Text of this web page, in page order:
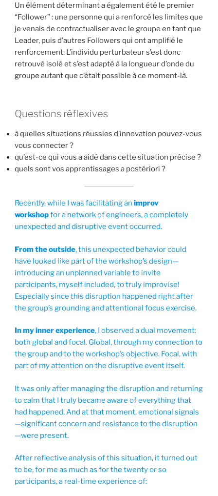
Un élément déterminant a également été le premier
“Follower” : une personne qui a renforcé les limites que
je venais de contractualiser avec le groupe en tant que
Leader, puis d’autres Followers qui ont amplifié le
renforcement. L’individu perturbateur s’est donc
retrouvé isolé et s’est adapté à la longueur d’onde du
groupe autant que c’était possible à ce moment-là.
Questions réflexives
à quelles situations réussies d’innovation pouvez-vous
vous connecter ?
qu’est-ce qui vous a aidé dans cette situation précise ?
quels sont vos apprentissages a postériori ?
Recently, while I was facilitating an improv
workshopfor a network of engineers, a completely
unexpected and disruptive event occurred.
From the outside, this unexpected behavior could
have looked like part of the workshop’s design—
introducing an unplanned variable to invite
participants, myself included, to truly improvise!
Especially since this disruption happened right after
the group’s grounding and attentional focus exercise.
In my inner experience, I observed a dual movement:
both global and focal. Global, through my connection to
the group and to the workshop’s objective. Focal, with
part of my attention on the disruptive event itself.
It was only after managing the disruption and returning
to calm that I truly became aware of everything that
had happened. And at that moment, emotional signals
—significant concern and resistance to the disruption
—were present.
After reflective analysis of this situation, it turned out
to be, for me as much as for the twenty or so
participants, a real-time experience of: